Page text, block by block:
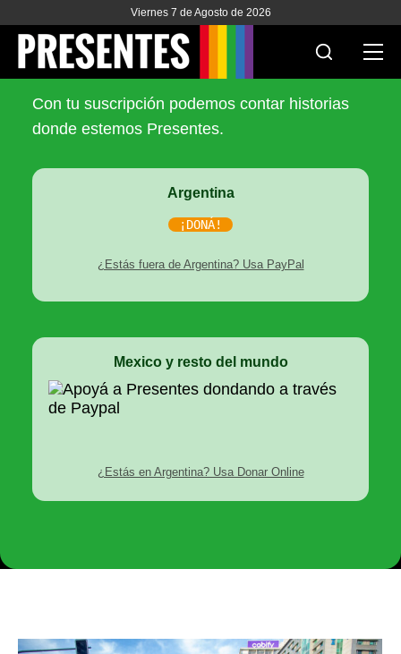
Viernes 7 de Agosto de 2026
ACTUALIDAD
NOSOTRES
APOYANOS
Apoyanos
Con tu suscripción podemos contar historias
donde estemos Presentes.
Argentina
¡DONÁ!
¿Estás fuera de Argentina? Usa PayPal
Mexico y resto del mundo
¿Estás en Argentina? Usa Donar Online